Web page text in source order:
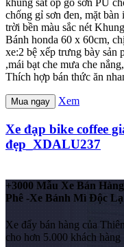
khung sắt ốp gỗ sơn PU
chống gỉ sơn đen, mặt
trời bền màu sắc nét
Bánh honda 60 x 60cm,
xe:2 bệ xếp trưng bày sản
,mái bạt che mưa che
Thích hợp bán thức ăn
Mua ngay Xem
Xe đạp bike coffee
đẹp_XDALU237
+3000 Mẫu Xe Bán
Phê -Xe Bánh Mì Độc Lạ
Xe đẩy bán hàng của
cho hơn 5.000 khách hàng